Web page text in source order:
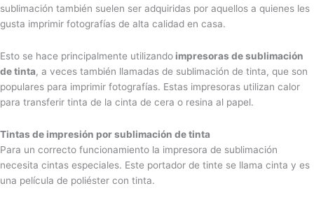
sublimación también suelen ser adquiridas por aquellos a quienes les
gusta imprimir fotografías de alta calidad en casa.
Esto se hace principalmente utilizando impresoras de sublimación
de tinta, a veces también llamadas de sublimación de tinta, que son
populares para imprimir fotografías. Estas impresoras utilizan calor
para transferir tinta de la cinta de cera o resina al papel.
Tintas de impresión por sublimación de tinta
Para un correcto funcionamiento la impresora de sublimación
necesita cintas especiales. Este portador de tinte se llama cinta y es
una película de poliéster con tinta.